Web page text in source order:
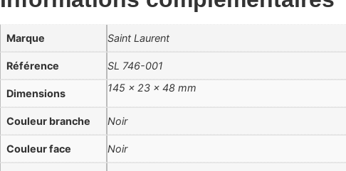
Référence SL 746-001
Dimensions 145 × 23 × 48 mm
Couleur branche Noir
Couleur face Noir
Marque Saint Laurent